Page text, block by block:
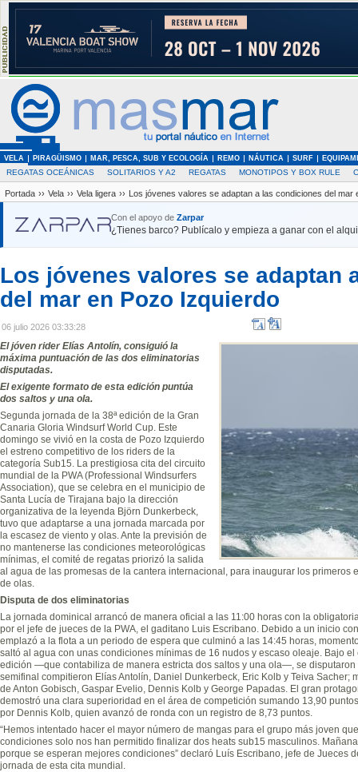
VELA PIRAGÜISMO MAR, PESCA, SUB Y ECOLOGÍA REMO NÁUTICA SURF
REGATAS OCEÁNICAS SOLITARIOS Y A2 REGATAS MONOTIPOS Y BOX RULE
Portada ›› Vela ›› Vela ligera ›› Los jóvenes valores se adaptan a las condiciones del mar
Con el apoyo de Zarpar
¿Tienes barco? Publícalo y empieza a ganar con el
Los jóvenes valores se adaptan
del mar en Pozo Izquierdo
06 julio 2026 03:33:28
El jóven rider Elías Antolín, consiguió la
máxima puntuación de las dos eliminatorias
disputadas.
El exigente formato de esta edición puntúa
dos saltos y una ola.
Segunda jornada de la 38ª edición de la Gran
Canaria Gloria Windsurf World Cup. Este
domingo se vivió en la costa de Pozo Izquierdo
el estreno competitivo de los riders de la
categoría Sub15. La prestigiosa cita del circuito
mundial de la PWA (Professional Windsurfers
Association), que se celebra en el municipio de
Santa Lucía de Tirajana bajo la dirección
organizativa de la leyenda Björn Dunkerbeck,
tuvo que adaptarse a una jornada marcada por
la escasez de viento y olas. Ante la previsión de
no mantenerse las condiciones meteorológicas
mínimas, el comité de regatas priorizó la salida
al agua de las promesas de la cantera internacional, para inaugurar los primeros
de olas.
Disputa de dos eliminatorias
La jornada dominical arrancó de manera oficial a las 11:00 horas con la
por el jefe de jueces de la PWA, el gaditano Luis Escribano. Debido a un inicio
emplazó a la flota a un periodo de espera que culminó a las 14:45 horas,
saltó al agua con unas condiciones mínimas de 16 nudos y escaso oleaje. Bajo
edición —que contabiliza de manera estricta dos saltos y una ola—, se disputaron
semifinal compitieron Elías Antolín, Daniel Dunkerbeck, Eric Kolb y Teiva Sacher;
de Anton Gobisch, Gaspar Evelio, Dennis Kolb y George Papadas. El gran
demostró una clara superioridad en el área de competición sumando 13,90
por Dennis Kolb, quien avanzó de ronda con un registro de 8,73 puntos.
“Hemos intentado hacer el mayor número de mangas para el grupo más joven
condiciones solo nos han permitido finalizar dos heats sub15 masculinos.
porque se esperan mejores condiciones” declaró Luís Escribano, jefe de Jueces
jornada de esta cita mundial.